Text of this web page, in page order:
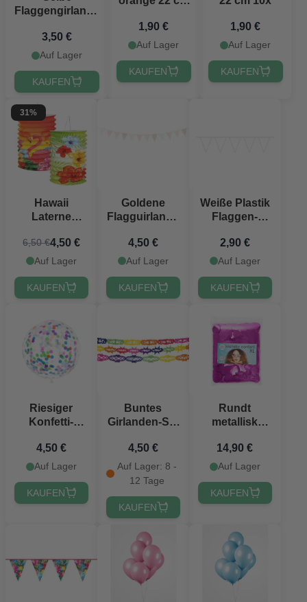
Flaggengirlande
m
3,50 €
Auf Lager
KAUFEN
1,90 €
Auf Lager
KAUFEN
1,90 €
Auf Lager
KAUFEN
31%
Hawaii
Laterne
16 cm
6,50 €4,50 €
Auf Lager
KAUFEN
Goldene
Flagguirlande
Meter
4,50 €
Auf Lager
KAUFEN
Weiße Plastik
Flaggen-
Meter
2,90 €
Auf Lager
KAUFEN
Riesiger
Konfetti-
1 Meter
4,50 €
Auf Lager
KAUFEN
Buntes
Girlanden-Set
4,50 €
Auf Lager: 8 -
12 Tage
KAUFEN
Rundt
metallisk
konfetti - 250
gram
14,90 €
Auf Lager
KAUFEN